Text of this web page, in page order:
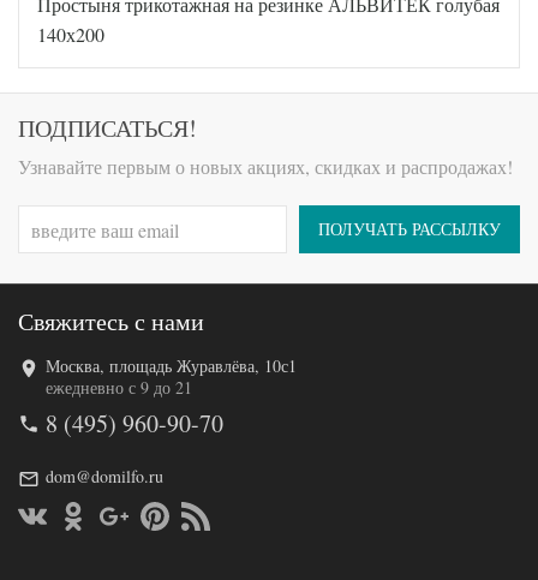
Артикул
AL200092
140х200
(на
Производитель
АльВиТек
Код товара
516-946
Артикул
8009147
Размер
простыни
140х200
резинке)
140х200
ПОДПИСАТЬСЯ!
Узнавайте первым о новых акциях, скидках и распродажах!
ПОЛУЧАТЬ РАССЫЛКУ
Свяжитесь с нами
Москва, площадь Журавлёва, 10с1
ежедневно с 9 до 21
8 (495) 960-90-70
dom@domilfo.ru